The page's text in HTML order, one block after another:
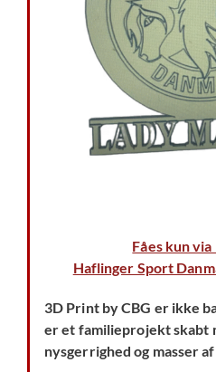
Fåes kun
Haflinger Sport
3D Print by CBG er ikke
er et familieprojekt skabt
nysgerrighed og masser